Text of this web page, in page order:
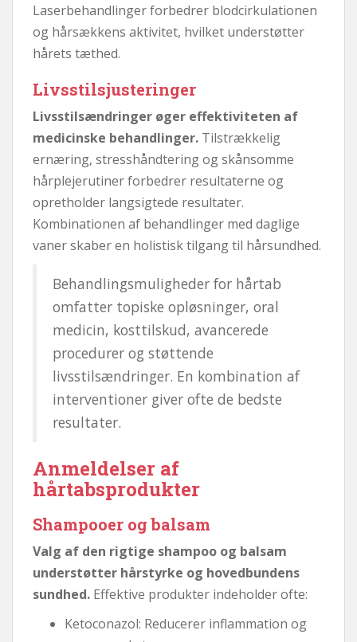
Laserbehandlinger forbedrer blodcirkulationen
og hårsækkens aktivitet, hvilket understøtter
hårets tæthed.
Livsstilsjusteringer
Livsstilsændringer øger effektiviteten af ​​
medicinske behandlinger. Tilstrækkelig
ernæring, stresshåndtering og skånsomme
hårplejerutiner forbedrer resultaterne og
opretholder langsigtede resultater.
Kombinationen af ​​behandlinger med daglige
vaner skaber en holistisk tilgang til hårsundhed.
Behandlingsmuligheder for hårtab
omfatter topiske opløsninger, oral
medicin, kosttilskud, avancerede
procedurer og støttende
livsstilsændringer. En kombination af
interventioner giver ofte de bedste
resultater.
Anmeldelser af
hårtabsprodukter
Shampooer og balsam
Valg af den rigtige shampoo og balsam
understøtter hårstyrke og hovedbundens
sundhed. Effektive produkter indeholder ofte:
Ketoconazol: Reducerer inflammation og